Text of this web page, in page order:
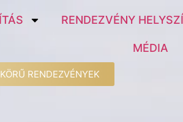
RENDEZVÉNY
MÉDIA
RENDEZVÉNYEK